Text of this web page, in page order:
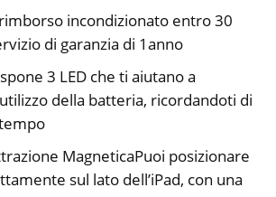
incondizionato entro 30
di garanzia di 1anno
3 LED che ti aiutano a
della batteria, ricordandoti di
MagneticaPuoi posizionare
sul lato dell’iPad, con una